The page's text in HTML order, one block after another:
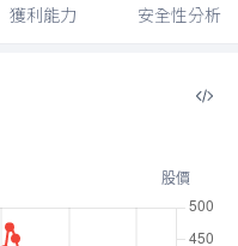
獲利能力 安全性分析